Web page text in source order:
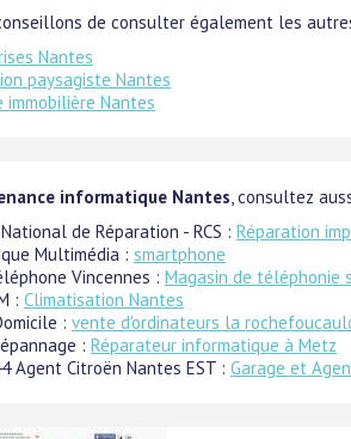
de consulter également les
Nantes
paysagiste Nantes
immobilière Nantes
informatique Nantes, consultez
de Réparation - RCS : Réparation
Multimédia : smartphone
Vincennes : Magasin de téléphonie
: Climatisation Nantes
: vente d'ordinateurs la
: Réparateur informatique à Metz
Agent Citroën Nantes EST : Garage et